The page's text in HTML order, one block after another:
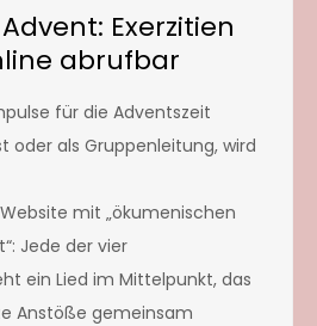
Exerzitien
abrufbar
für die Adventszeit
oder als Gruppenleitung, wird
mit „ökumenischen
Jede der vier
ein Lied im Mittelpunkt, das
Anstöße gemeinsam